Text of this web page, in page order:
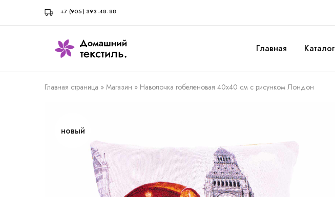
+7 (905) 393-48-88
Домашний
текстиль
доставкой
со
склада
Домашний
текстиль,
с
доставкой
со
Главная Каталог
Главная страница » Магазин » Наволочка гобеленовая 40х40 см с рисунком Лондон
новый